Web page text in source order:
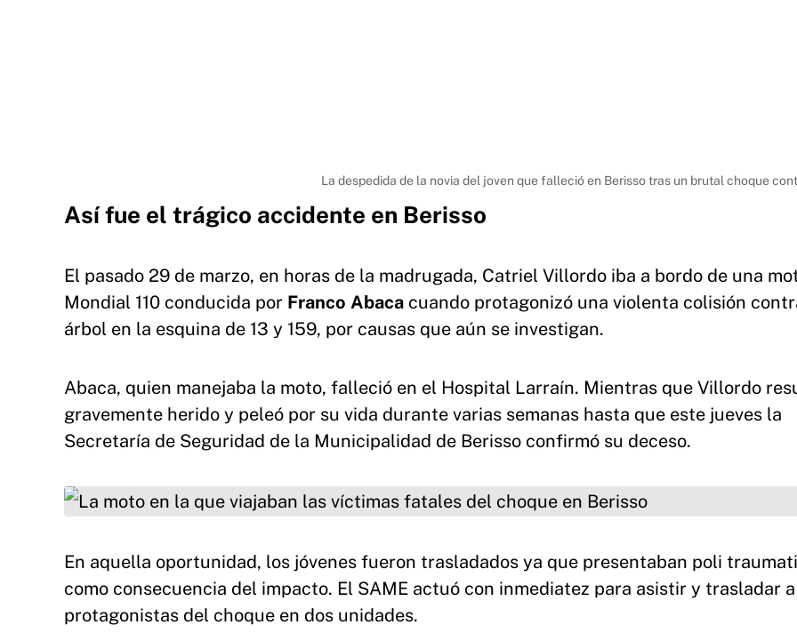
La despedida de la novia del joven que falleció en Berisso tras un brutal choque
Así fue el trágico accidente en Berisso
El pasado 29 de marzo, en horas de la madrugada, Catriel Villordo iba a bordo de una
Mondial 110 conducida por Franco Abaca cuando protagonizó una violenta colisión
árbol en la esquina de 13 y 159, por causas que aún se investigan.
Abaca, quien manejaba la moto, falleció en el Hospital Larraín. Mientras que Villordo
gravemente herido y peleó por su vida durante varias semanas hasta que este jueves la
Secretaría de Seguridad de la Municipalidad de Berisso confirmó su deceso.
En aquella oportunidad, los jóvenes fueron trasladados ya que presentaban poli
como consecuencia del impacto. El SAME actuó con inmediatez para asistir y trasladar
protagonistas del choque en dos unidades.